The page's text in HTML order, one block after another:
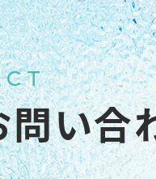
い合